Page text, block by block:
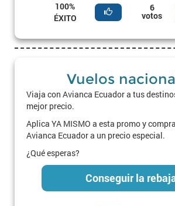
100%
ÉXITO
6
votos
Vuelos
Viaja con Avianca Ecuador a tus
mejor precio.
Aplica YA MISMO a esta promo y
Avianca Ecuador a un precio especial.
¿Qué esperas?
Conseguir la